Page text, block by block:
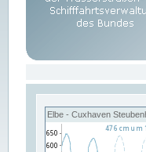
Elbe - Cuxhaven